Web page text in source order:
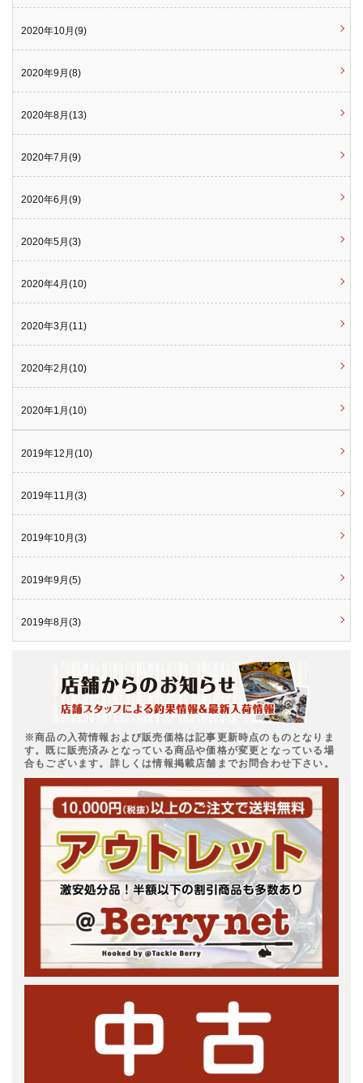
2020年10月(9)
2020年9月(8)
2020年8月(13)
2020年7月(9)
2020年6月(9)
2020年5月(3)
2020年4月(10)
2020年3月(11)
2020年2月(10)
2020年1月(10)
2019年12月(10)
2019年11月(3)
2019年10月(3)
2019年9月(5)
2019年8月(3)
※商品の入荷情報および販売価格は記事更新時点のものとなりま
す。既に販売済みとなっている商品や価格が変更となっている場
合もございます。詳しくは情報掲載店舗までお問合わせ下さい。